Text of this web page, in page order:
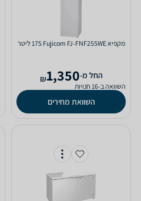
מקפיא Fujicom FJ-FNF255WE ‏175 ‏ליטר
‫החל מ-1,350
₪
השוואה ב-16 חנויות
השוואת מחירים